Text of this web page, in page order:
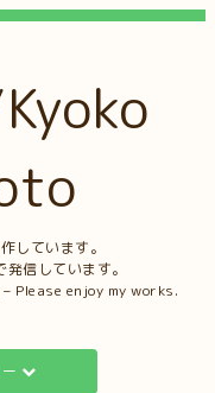
しています。
信しています。
enjoy my works.